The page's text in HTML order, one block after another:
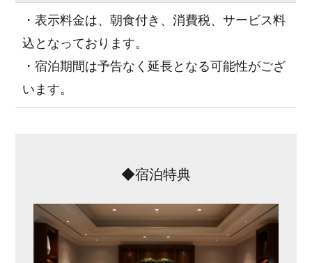
・表示料金は、朝食付き、消費税、サービス料
込となっております。
・宿泊期間は予告なく延長となる可能性がござ
います。
◆宿泊特典